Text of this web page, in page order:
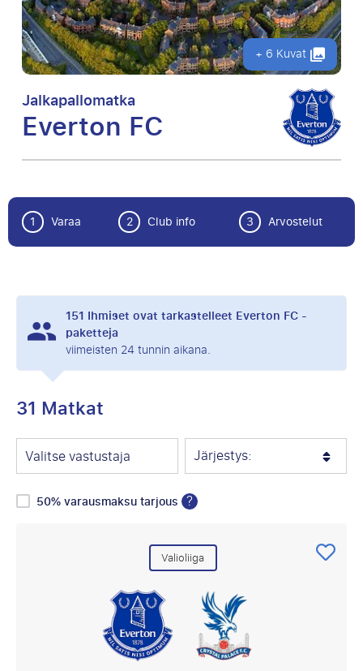
+ 6 Kuvat
Jalkapallomatka
Everton FC
1 Varaa 2 Club info 3 Arvostelut
151 Ihmiset ovat tarkastelleet Everton FC -
paketteja
viimeisten 24 tunnin aikana.
31 Matkat
Valitse vastustaja Järjestys:
50% varausmaksu tarjous ?
Valioliiga